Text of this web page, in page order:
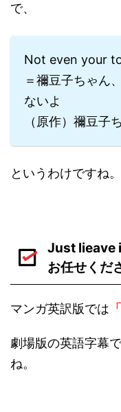
で、
Not even your
＝禰豆子ちゃん
ないよ
（原作）禰豆子
というわけですね。
Just lieave
お任せくだ
マンガ英訳版では
劇場版の英語字幕
ね。